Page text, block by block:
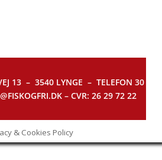
13 – 3540 LYNGE – TELEFON 30
– CVR: 26 29 72 22
& Cookies Policy